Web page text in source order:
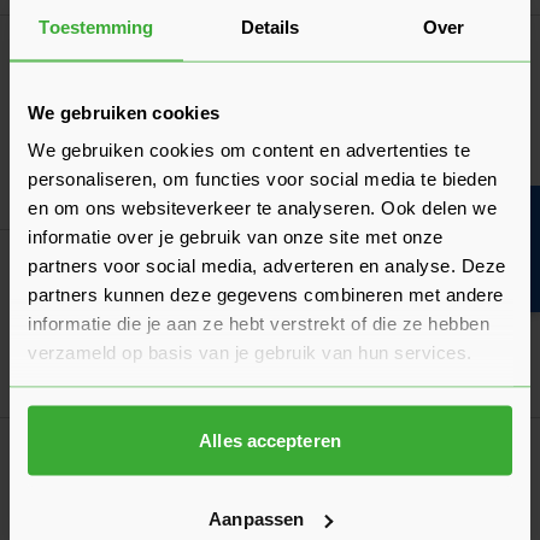
Toestemming Details Over
We gebruiken cookies
We gebruiken cookies om content en advertenties te
personaliseren, om functies voor social media te bieden
en om ons websiteverkeer te analyseren. Ook delen we
informatie over je gebruik van onze site met onze
partners voor social media, adverteren en analyse. Deze
partners kunnen deze gegevens combineren met andere
informatie die je aan ze hebt verstrekt of die ze hebben
verzameld op basis van je gebruik van hun services.
Alles accepteren
Aanpassen
Het opmeten moet nauwkeurig gebeuren. Wij leggen uit hoe
je zowel een opdekdeur als stompe deur opmeet!
Laatst gewijzigd: Februari 2026
Leestijd: 2 minuten
Lees
Algemeen
Scharnieren: welke heb je nodig en hoeveel?
Lees hier welke scharnieren je nodig hebt en hoeveel!
Laatst gewijzigd: Februari 2026
Leestijd: 2 minuten
Wat is het verschil tussen opdek en stomp?
Ontdek wat de verschillen zijn en welke vorm deur geschikt is